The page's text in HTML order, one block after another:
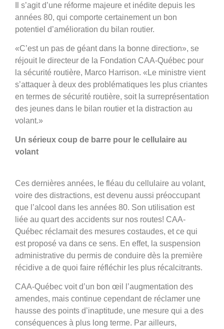
Il s’agit d’une réforme majeure et inédite depuis les
années 80, qui comporte certainement un bon
potentiel d’amélioration du bilan routier.
«C’est un pas de géant dans la bonne direction», se
réjouit le directeur de la Fondation CAA‑Québec pour
la sécurité routière, Marco Harrison. «Le ministre vient
s’attaquer à deux des problématiques les plus criantes
en termes de sécurité routière, soit la surreprésentation
des jeunes dans le bilan routier et la distraction au
volant.»
Un sérieux coup de barre pour le cellulaire au
volant
Ces dernières années, le fléau du cellulaire au volant,
voire des distractions, est devenu aussi préoccupant
que l’alcool dans les années 80. Son utilisation est
liée au quart des accidents sur nos routes! CAA-
Québec réclamait des mesures costaudes, et ce qui
est proposé va dans ce sens. En effet, la suspension
administrative du permis de conduire dès la première
récidive a de quoi faire réfléchir les plus récalcitrants.
CAA-Québec voit d’un bon œil l’augmentation des
amendes, mais continue cependant de réclamer une
hausse des points d’inaptitude, une mesure qui a des
conséquences à plus long terme. Par ailleurs,